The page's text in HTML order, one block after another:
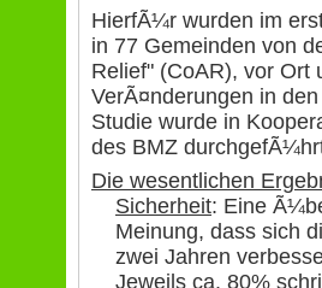
HierfÃ¼r wurden im
in 77 Gemeinden von
Relief" (CoAR), vor
VerÃ¤nderungen in
Studie wurde in
des BMZ
Die wesentlichen
Sicherheit: Eine
Meinung, dass sich
zwei Jahren
Jeweils ca. 80%